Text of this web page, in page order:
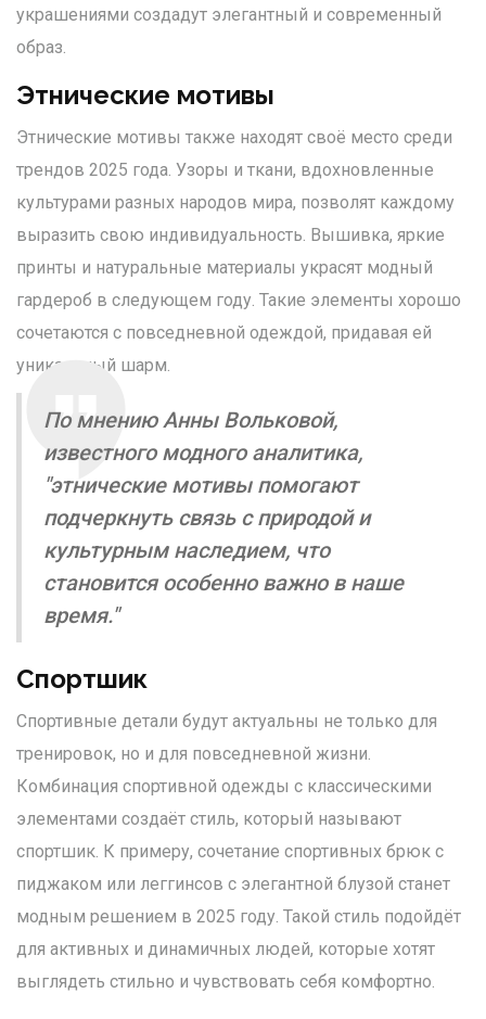
украшениями создадут элегантный и современный
образ.
Этнические мотивы
Этнические мотивы также находят своё место среди
трендов 2025 года. Узоры и ткани, вдохновленные
культурами разных народов мира, позволят каждому
выразить свою индивидуальность. Вышивка, яркие
принты и натуральные материалы украсят модный
гардероб в следующем году. Такие элементы хорошо
сочетаются с повседневной одеждой, придавая ей
уникальный шарм.
По мнению Анны Вольковой,
известного модного аналитика,
"этнические мотивы помогают
подчеркнуть связь с природой и
культурным наследием, что
становится особенно важно в наше
время."
Спортшик
Спортивные детали будут актуальны не только для
тренировок, но и для повседневной жизни.
Комбинация спортивной одежды с классическими
элементами создаёт стиль, который называют
спортшик. К примеру, сочетание спортивных брюк с
пиджаком или леггинсов с элегантной блузой станет
модным решением в 2025 году. Такой стиль подойдёт
для активных и динамичных людей, которые хотят
выглядеть стильно и чувствовать себя комфортно.